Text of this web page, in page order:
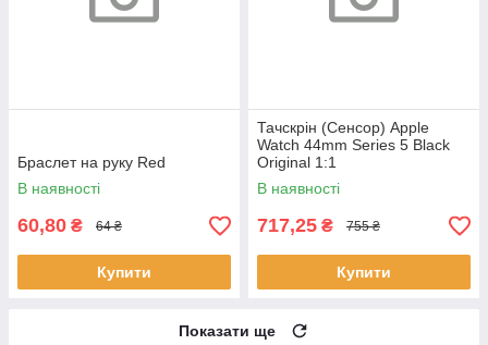
Браслет на руку Red
В наявності
60,80 ₴ 64 ₴
Купити
Тачскрін (Сенсор) Apple
Watch 44mm Series 5 Black
Original 1:1
В наявності
717,25 ₴ 755 ₴
Купити
Показати ще